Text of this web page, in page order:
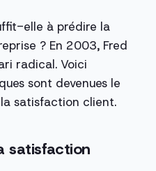
elle à prédire la
? En 2003, Fred
radical. Voici
sont devenues le
satisfaction client.
satisfaction